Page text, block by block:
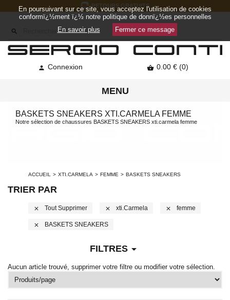
RETOURS GRATUITS

 Connexion  0.00 € (0)
MENU
BASKETS SNEAKERS XTI.CARMELA FEMME
Notre sélection de chaussures BASKETS SNEAKERS xti.carmela femme
ACCUEIL XTI.CARMELA FEMME BASKETS SNEAKERS
TRIER PAR
close Tout Supprimer close Xti.carmela close Femme
close BASKETS SNEAKERS
FILTRES arrow_drop_down
Aucun article trouvé, supprimer votre filtre ou modifier votre sélection.
En poursuivant sur ce site, vous acceptez l'utilisation de cookies
conformï¿½ment ï¿½ notre politique de donnï¿½es personnelles
En savoir plus
Fermer ce message